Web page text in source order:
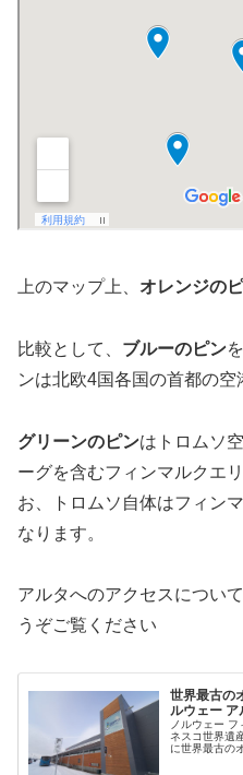
上のマップ上、 オレンジの
比較として、 ブルーのピン
ンは北欧4国各国の首都の空
グリーンのピンはトロムソ
ーグを含むフィンマルクエ
お、トロムソ自体はフィン
なります。
アルタへのアクセスについ
うぞご覧ください
世界最古の
ルウェー ア
ノルウェー
ネスコ世界遺
に世界最古の